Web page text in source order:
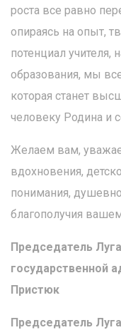
роста все равно
опираясь на опыт,
потенциал
образования, мы
которая станет
человеку Родина и
Желаем вам,
вдохновения,
понимания,
благополучия
Председатель
государственной
Пристюк
Председатель